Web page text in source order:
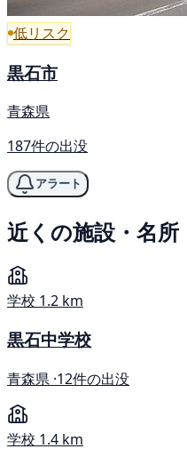
低リスク
黒石市
青森県
187件の出没
アラート
近くの施設・名所
学校 1.2 km
黒石中学校
青森県 ·12件の出没
学校 1.4 km